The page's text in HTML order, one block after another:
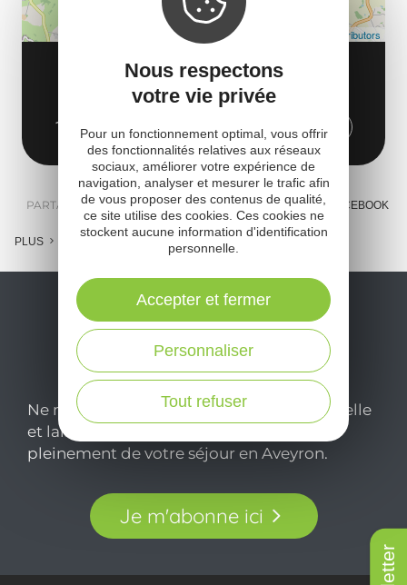
TOUR SOUBIRANE
place des conques
12260 Villeneuve
Obtenir l'itinéraire
Leaflet | Map data © OpenStreetMap contributors
PARTAGER : E-MAIL MESSENGER FACEBOOK
PLUS
Ne manquez pas notre newsletter mensuelle
et laissez-vous inspirer pour profiter
pleinement de votre séjour en Aveyron.
Je m'abonne ici
Nous respectons
votre vie privée
Pour un fonctionnement optimal, vous offrir
des fonctionnalités relatives aux réseaux
sociaux, améliorer votre expérience de
navigation, analyser et mesurer le trafic afin
de vous proposer des contenus de qualité,
ce site utilise des cookies. Ces cookies ne
stockent aucune information d'identification
personnelle.
Tout refuser
Personnaliser
Accepter et fermer